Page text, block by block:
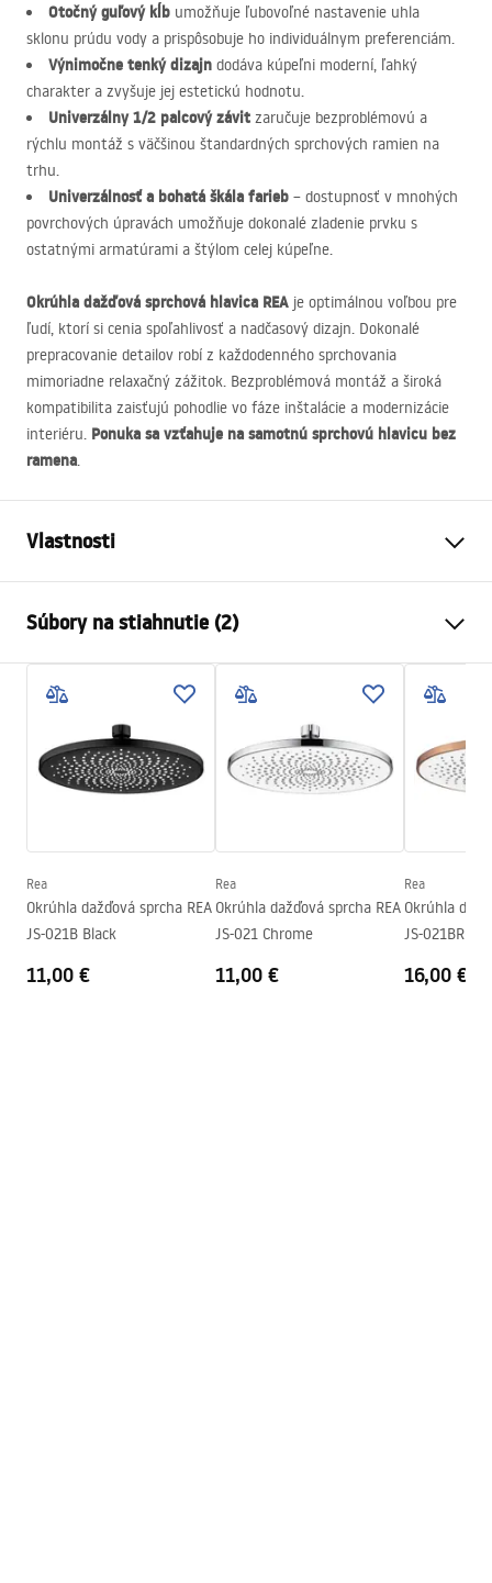
Otočný guľový kĺb umožňuje ľubovoľné nastavenie uhla
sklonu prúdu vody a prispôsobuje ho individuálnym preferenciám.
Výnimočne tenký dizajn dodáva kúpeľni moderní, ľahký
charakter a zvyšuje jej estetickú hodnotu.
Univerzálny 1/2 palcový závit zaručuje bezproblémovú a
rýchlu montáž s väčšinou štandardných sprchových ramien na
trhu.
Univerzálnosť a bohatá škála farieb – dostupnosť v mnohých
povrchových úpravách umožňuje dokonalé zladenie prvku s
ostatnými armatúrami a štýlom celej kúpeľne.
Okrúhla dažďová sprchová hlavica REA je optimálnou voľbou pre
ľudí, ktorí si cenia spoľahlivosť a nadčasový dizajn. Dokonalé
prepracovanie detailov robí z každodenného sprchovania
mimoriadne relaxačný zážitok. Bezproblémová montáž a široká
kompatibilita zaisťujú pohodlie vo fáze inštalácie a modernizácie
interiéru. Ponuka sa vzťahuje na samotnú sprchovú hlavicu bez
ramena.
Vlastnosti
Materiál
Spôsob montáže
Skrutkovací
Šírka
250
Výška
2mm
Hĺbka
250mm
Súbory na stiahnutie (2)
Pielęgnacja.pdf
Záručné podmienky
Rea
Okrúhla dažďová sprcha REA
JS-021B Black
11,00 €
Rea
Okrúhla dažďová sprcha REA
JS-021 Chrome
11,00 €
Rea
Okrúhla
JS-021BRG
16,00 €